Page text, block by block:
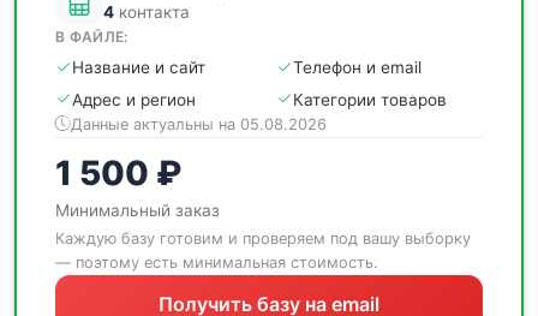
4 контакта
В ФАЙЛЕ:
Название и сайт
Телефон и email
Адрес и регион
Категории товаров
Данные актуальны на 05.08.2026
1 500 ₽
Минимальный заказ
Каждую базу готовим и проверяем под вашу выборку
— поэтому есть минимальная стоимость.
Получить базу на email